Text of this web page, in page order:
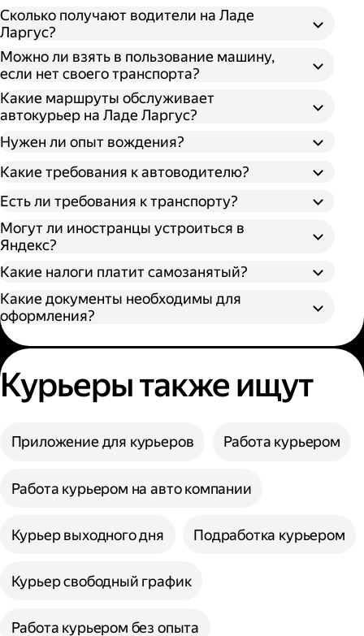
Сколько получают водители на Ладе
Ларгус?
Можно ли взять в пользование машину,
если нет своего транспорта?
Какие маршруты обслуживает
автокурьер на Ладе Ларгус?
Нужен ли опыт вождения?
Какие требования к автоводителю?
Есть ли требования к транспорту?
Могут ли иностранцы устроиться в
Яндекс?
Какие налоги платит самозанятый?
Какие документы необходимы для
оформления?
Курьеры также ищут
Приложение для курьеров Работа курьером
Работа курьером на авто компании
Курьер выходного дня Подработка курьером
Курьер свободный график
Работа курьером без опыта